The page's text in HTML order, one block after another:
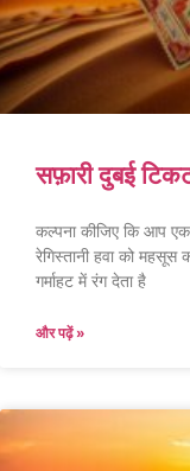
सफ़ारी दुबई
कल्पना कीजिए कि आप
रेगिस्तानी हवा को
गर्माहट में रंग देता है
और पढ़ें »